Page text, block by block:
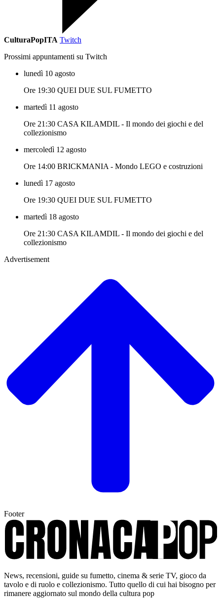
CulturaPopITA Twitch
Prossimi appuntamenti su Twitch
lunedì 10 agosto
Ore 19:30 QUEI DUE SUL FUMETTO
martedì 11 agosto
Ore 21:30 CASA KILAMDIL - Il mondo dei giochi e del
collezionismo
mercoledì 12 agosto
Ore 14:00 BRICKMANIA - Mondo LEGO e costruzioni
lunedì 17 agosto
Ore 19:30 QUEI DUE SUL FUMETTO
martedì 18 agosto
Ore 21:30 CASA KILAMDIL - Il mondo dei giochi e del
collezionismo
Advertisement
Footer
News, recensioni, guide su fumetto, cinema & serie TV, gioco da
tavolo e di ruolo e collezionismo. Tutto quello di cui hai bisogno per
rimanere aggiornato sul mondo della cultura pop